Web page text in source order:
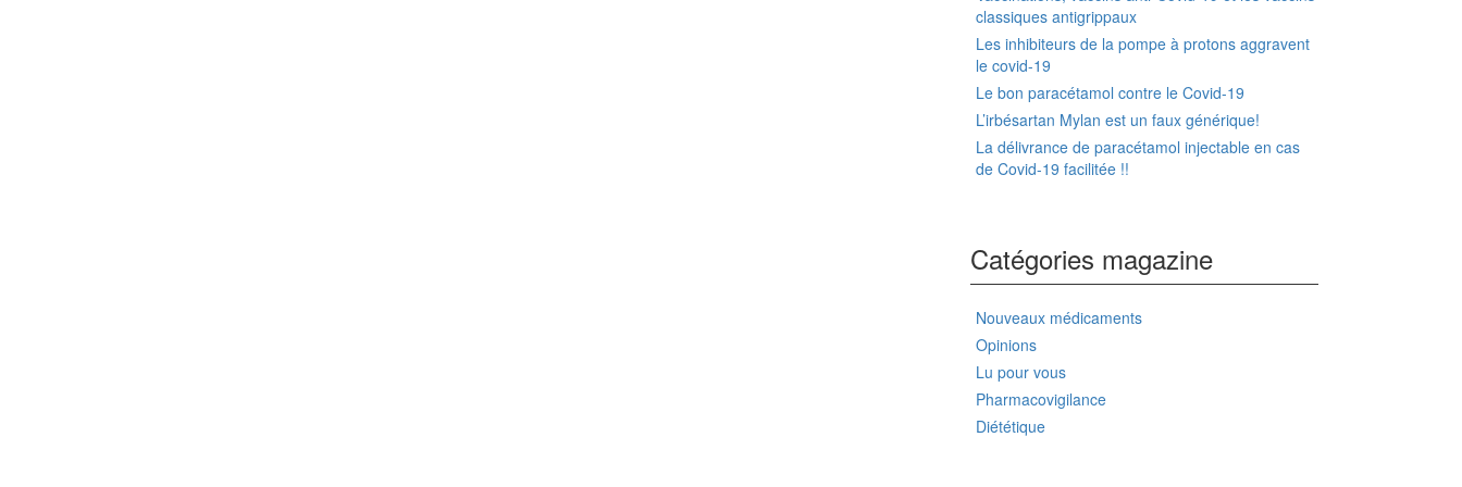
classiques antigrippaux
Les inhibiteurs de la pompe à protons aggravent
le covid-19
Le bon paracétamol contre le Covid-19
L’irbésartan Mylan est un faux générique!
La délivrance de paracétamol injectable en cas
de Covid-19 facilitée !!
Catégories magazine
Nouveaux médicaments
Opinions
Lu pour vous
Pharmacovigilance
Diététique